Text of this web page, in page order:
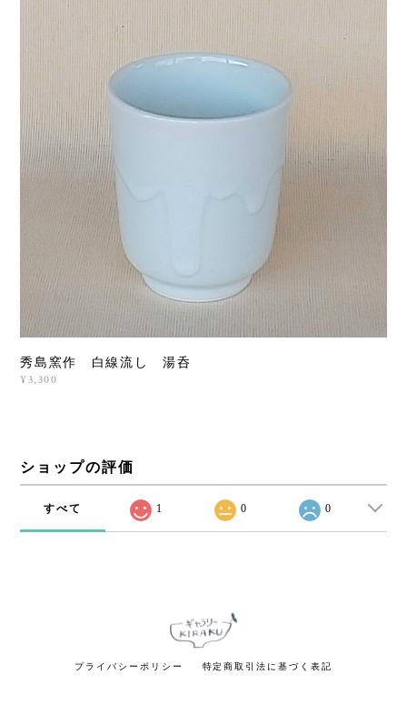
秀島窯作 白線流し 湯呑
¥3,300
ショップの評価
すべて 1 0 0
プライバシーポリシー 特定商取引法に基づく表記